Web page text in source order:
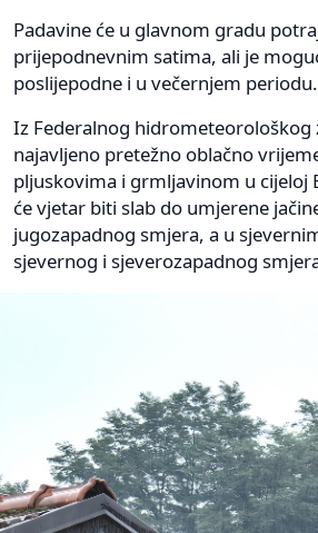
Padavine će u glavnom gradu
prijepodnevnim satima, ali je
poslijepodne i u večernjem periodu.
Iz Federalnog hidrometeorološkog
najavljeno pretežno oblačno
pljuskovima i grmljavinom u cijeloj
će vjetar biti slab do umjerene
jugozapadnog smjera, a u
sjevernog i sjeverozapadnog